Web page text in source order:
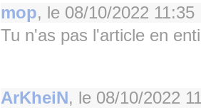
mop, le 08/10/2022 11:35
Tu n'as pas l'article en
ArKheiN, le 08/10/2022